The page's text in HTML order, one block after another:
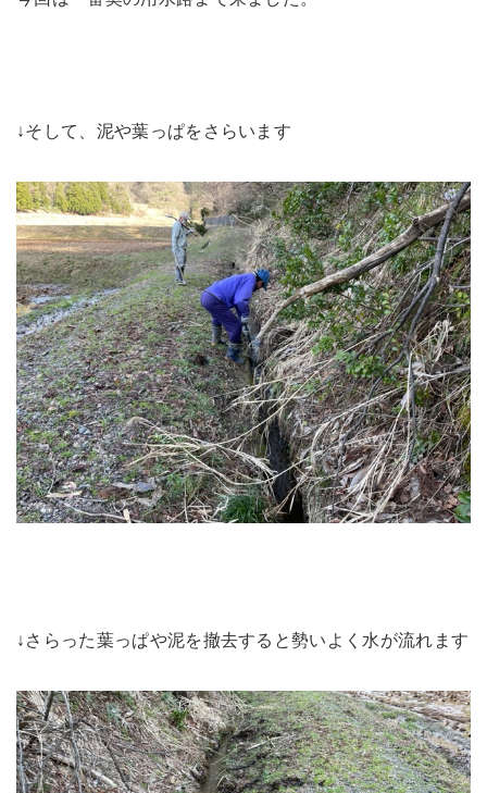
↓そして、泥や葉っぱをさらいます
↓さらった葉っぱや泥を撤去すると勢いよく水が流れます